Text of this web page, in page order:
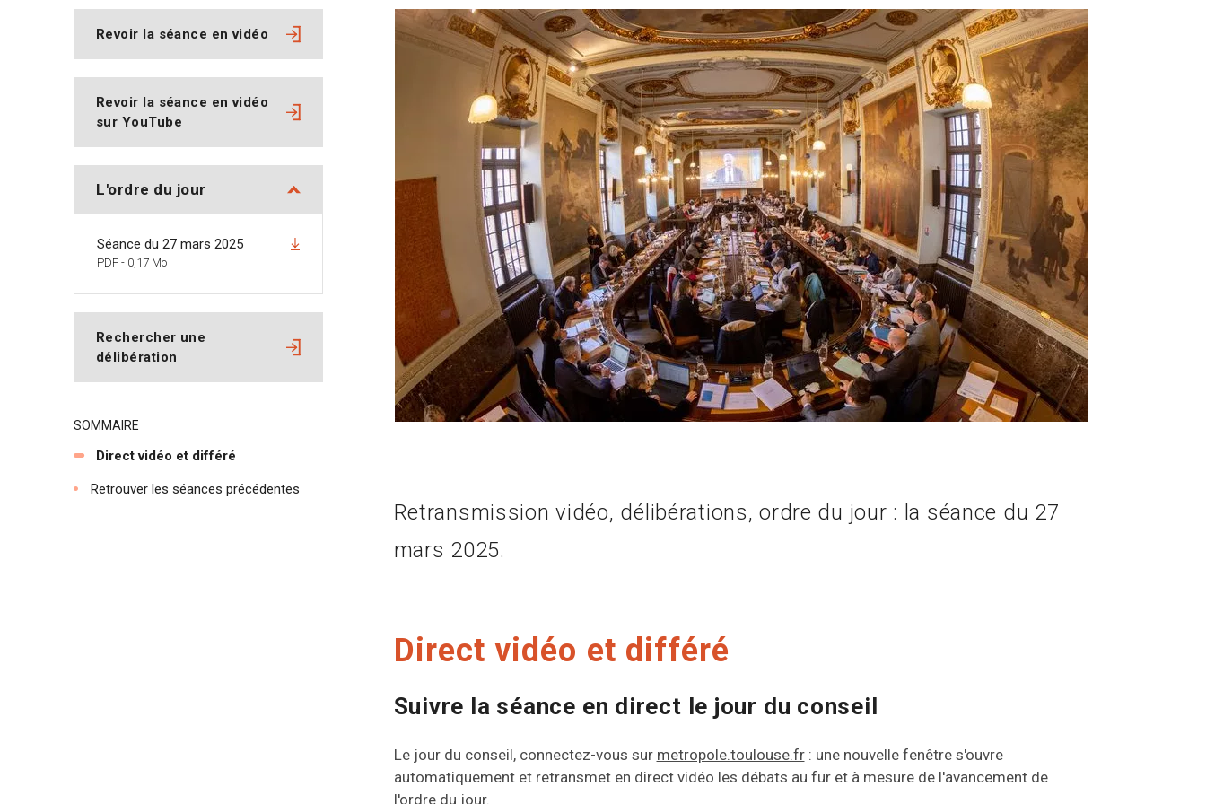
Revoir la séance en vidéo
Revoir la séance en vidéo
sur YouTube
L'ordre du jour
Séance du 27 mars 2025
PDF - 0,17 Mo
Rechercher une
délibération
SOMMAIRE
Direct vidéo et différé
Retrouver les séances précédentes
Retransmission vidéo, délibérations, ordre du jour : la séance du 27
mars 2025.
Direct vidéo et différé
Suivre la séance en direct le jour du conseil
Le jour du conseil, connectez-vous sur metropole.toulouse.fr: une nouvelle fenêtre s'ouvre
automatiquement et retransmet en direct vidéo les débats au fur et à mesure de l'avancement de
l'ordre du jour.